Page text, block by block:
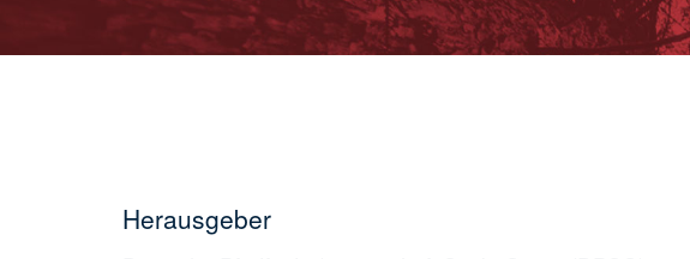
Herausgeber